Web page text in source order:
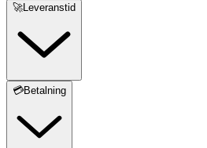
🚀Leveranstid
💳Betalning